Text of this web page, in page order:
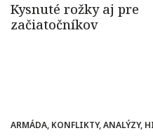
ARMÁDA, KONFLIKTY, ANALÝZY,